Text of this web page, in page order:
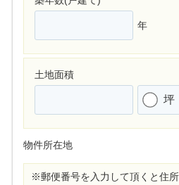
年
土地面積
坪
物件所在地
※郵便番号を入力して頂くと住所